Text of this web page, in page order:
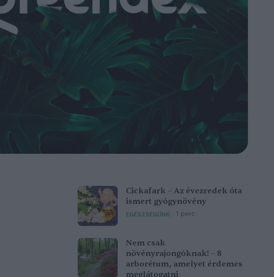
Cickafark – Az évezredek óta
ismert gyógynövény
EGÉSZSÉGÜNK 1 perc
Nem csak
növényrajongóknak! – 8
arborétum, amelyet érdemes
meglátogatni